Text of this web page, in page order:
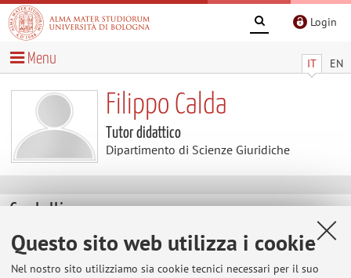
Questo sito web utilizza i cookie
Nel nostro sito utilizziamo sia cookie tecnici necessari per il suo
Login
IT EN
Menu
Filippo Calda
Tutor didattico
Dipartimento di Scienze Giuridiche
Contatti
E-mail: filippo.calda2@unibo.it